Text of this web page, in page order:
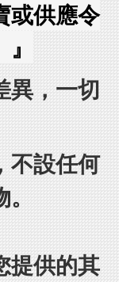
或供應令
異，一切
不設任何
提供的其